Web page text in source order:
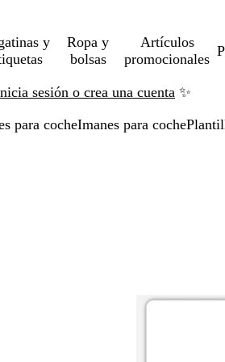
y
Ropa y
bolsas
Artículos
promocionales
sesión o crea una cuenta ✨
para cocheImanes para coche